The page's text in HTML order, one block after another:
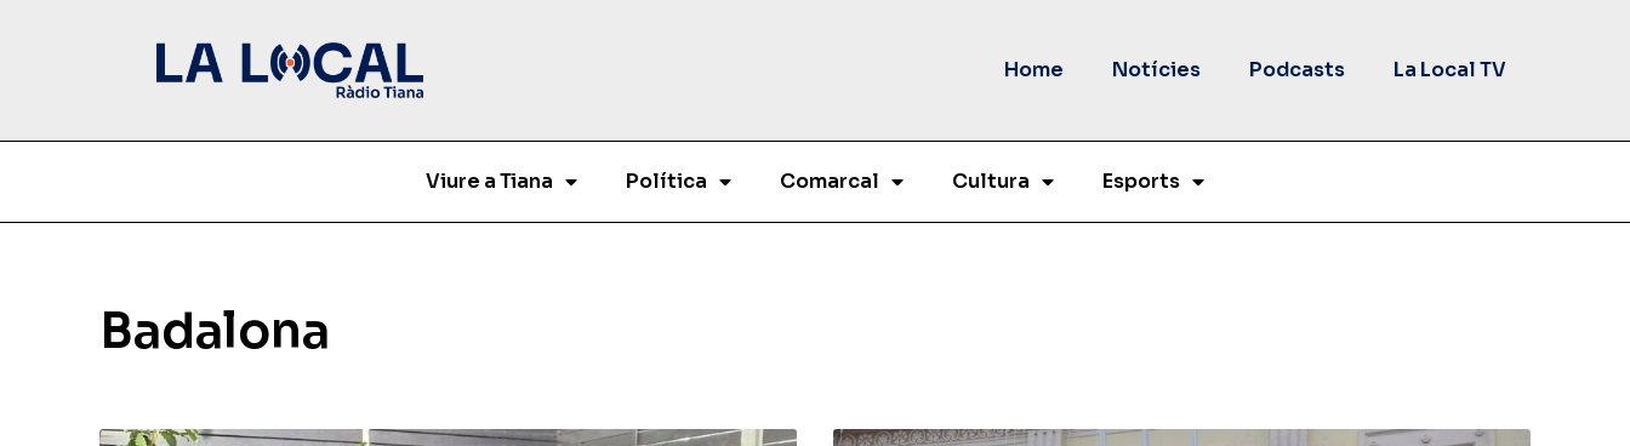
Home Notícies Podcasts La Local TV
Viure a Tiana Política Comarcal Cultura Esports
Badalona